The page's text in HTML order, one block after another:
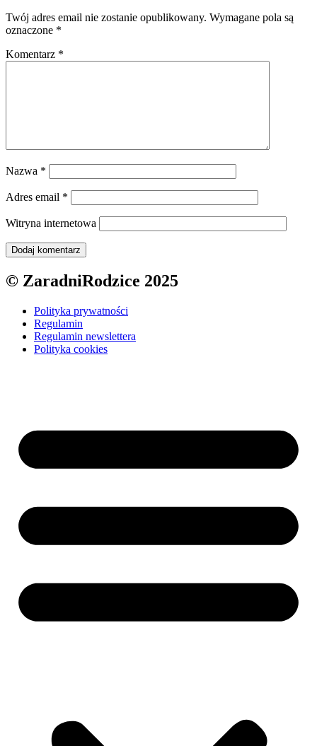
Twój adres email nie zostanie opublikowany. Wymagane pola są
oznaczone *
Komentarz *
Nazwa *
Adres email *
Witryna internetowa
© ZaradniRodzice 2025
Polityka prywatności
Regulamin
Regulamin newslettera
Polityka cookies